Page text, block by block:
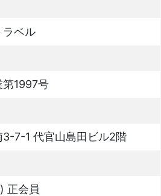
ラベル
1997号
7-1 代官山島田ビル2階
正会員